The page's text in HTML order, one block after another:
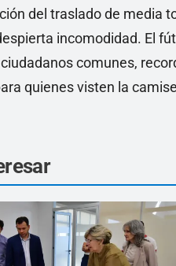
del traslado de media
incomodidad. El
comunes,
quienes visten la